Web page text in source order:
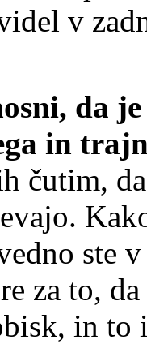
v
da
in
čutim,
ste
za to,
in to